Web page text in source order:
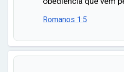
Romanos 1:5